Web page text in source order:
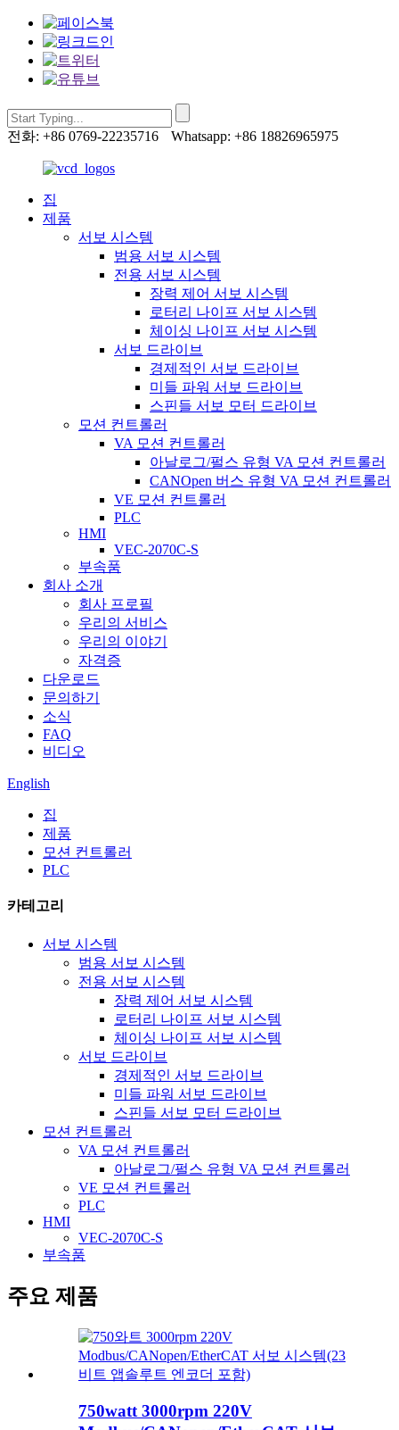
전화: +86 0769-22235716 Whatsapp: +86 18826965975
집
제품
서보 시스템
범용 서보 시스템
전용 서보 시스템
장력 제어 서보 시스템
로터리 나이프 서보 시스템
체이싱 나이프 서보 시스템
서보 드라이브
경제적인 서보 드라이브
미들 파워 서보 드라이브
스핀들 서보 모터 드라이브
모션 컨트롤러
VA 모션 컨트롤러
아날로그/펄스 유형 VA 모션 컨트롤러
CANOpen 버스 유형 VA 모션 컨트롤러
VE 모션 컨트롤러
PLC
HMI
VEC-2070C-S
부속품
회사 소개
회사 프로필
우리의 서비스
우리의 이야기
자격증
다운로드
문의하기
소식
FAQ
비디오
English
집
제품
모션 컨트롤러
PLC
카테고리
서보 시스템
범용 서보 시스템
전용 서보 시스템
장력 제어 서보 시스템
로터리 나이프 서보 시스템
체이싱 나이프 서보 시스템
서보 드라이브
경제적인 서보 드라이브
미들 파워 서보 드라이브
스핀들 서보 모터 드라이브
모션 컨트롤러
VA 모션 컨트롤러
아날로그/펄스 유형 VA 모션 컨트롤러
VE 모션 컨트롤러
PLC
HMI
VEC-2070C-S
부속품
주요 제품
750watt 3000rpm 220V